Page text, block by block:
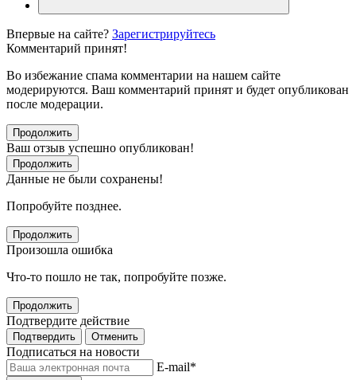
Впервые на сайте? Зарегистрируйтесь
Комментарий принят!
Во избежание спама комментарии на нашем сайте
модерируются. Ваш комментарий принят и будет опубликован
после модерации.
Продолжить
Ваш отзыв успешно опубликован!
Продолжить
Данные не были сохранены!
Попробуйте позднее.
Продолжить
Произошла ошибка
Что-то пошло не так, попробуйте позже.
Продолжить
Подтвердите действие
Подтвердить Отменить
Подписаться на новости
E-mail*